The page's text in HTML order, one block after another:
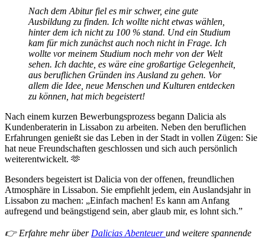
Nach dem Abitur fiel es mir schwer, eine gute
Ausbildung zu finden. Ich wollte nicht etwas wählen,
hinter dem ich nicht zu 100 % stand. Und ein Studium
kam für mich zunächst auch noch nicht in Frage. Ich
wollte vor meinem Studium noch mehr von der Welt
sehen. Ich dachte, es wäre eine großartige Gelegenheit,
aus beruflichen Gründen ins Ausland zu gehen. Vor
allem die Idee, neue Menschen und Kulturen entdecken
zu können, hat mich begeistert!
Nach einem kurzen Bewerbungsprozess begann Dalicia als
Kundenberaterin in Lissabon zu arbeiten. Neben den beruflichen
Erfahrungen genießt sie das Leben in der Stadt in vollen Zügen: Sie
hat neue Freundschaften geschlossen und sich auch persönlich
weiterentwickelt. 🫶
Besonders begeistert ist Dalicia von der offenen, freundlichen
Atmosphäre in Lissabon. Sie empfiehlt jedem, ein Auslandsjahr in
Lissabon zu machen: „Einfach machen! Es kann am Anfang
aufregend und beängstigend sein, aber glaub mir, es lohnt sich.”
👉 Erfahre mehr über Dalicias Abenteuerund weitere spannende